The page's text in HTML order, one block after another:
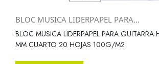
BLOC MUSICA LIDERPAPEL PARA...
BLOC MUSICA LIDERPAPEL PARA GUITARRA
MM CUARTO 20 HOJAS 100G/M2